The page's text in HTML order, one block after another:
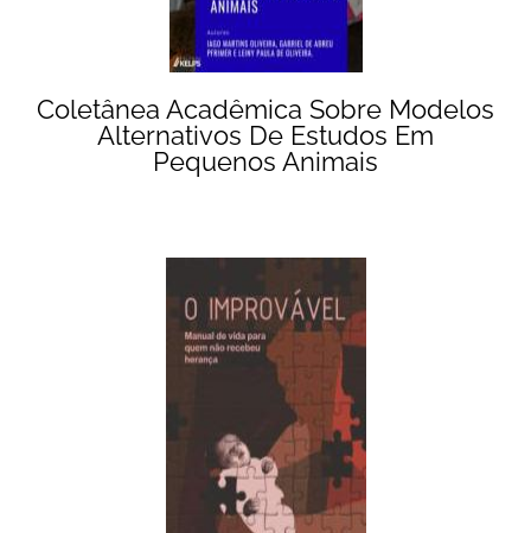
Coletânea Acadêmica Sobre Modelos
Alternativos De Estudos Em
Pequenos Animais